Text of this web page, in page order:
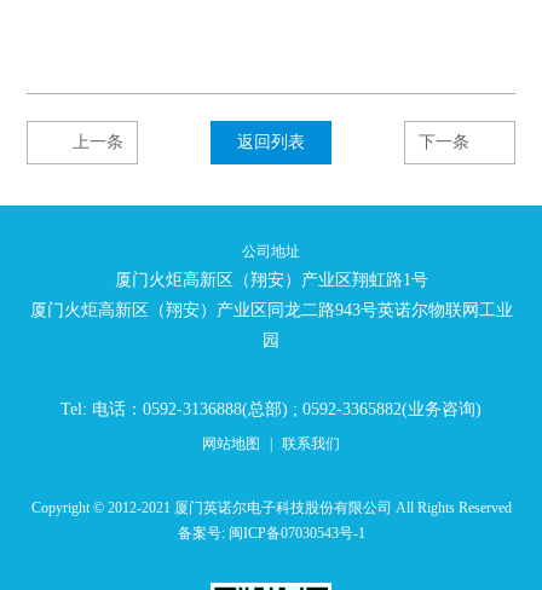
上一条 返回列表 下一条
公司地址
厦门火炬高新区（翔安）产业区翔虹路1号
厦门火炬高新区（翔安）产业区同龙二路943号英诺尔物联网工业
园
Tel: 电话：0592-3136888(总部) ; 0592-3365882(业务咨询)
网站地图 联系我们
Copyright © 2012-2021 厦门英诺尔电子科技股份有限公司 All Rights Reserved
备案号: 闽ICP备07030543号-1